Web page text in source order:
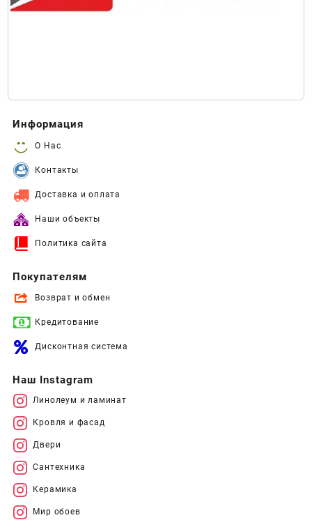
Информация
О Нас
Контакты
Доставка и оплата
Наши объекты
Политика сайта
Покупателям
Возврат и обмен
Кредитование
Дисконтная система
Наш Instagram
Линолеум и ламинат
Кровля и фасад
Двери
Сантехника
Керамика
Мир обоев